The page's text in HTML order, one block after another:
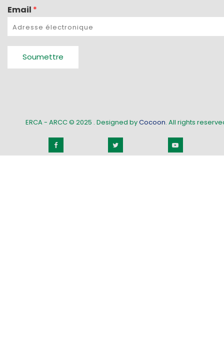
Email *
Soumettre
ERCA - ARCC © 2025 . Designed byCocoon. All rights